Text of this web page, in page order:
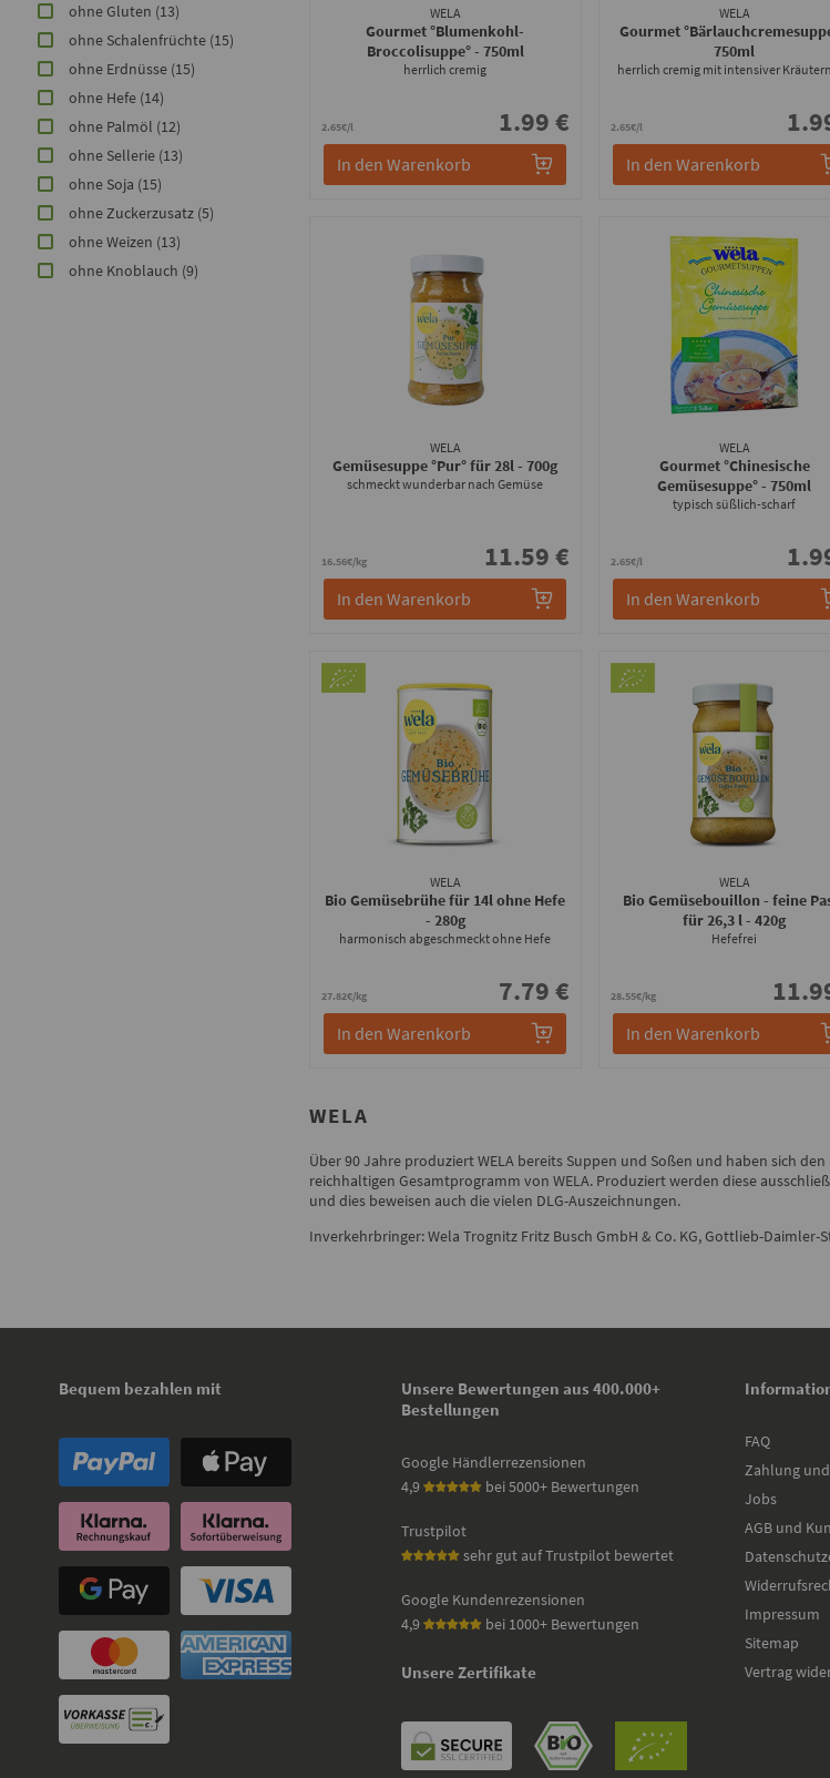
ohne Gluten (13)
ohne Schalenfrüchte (15)
ohne Erdnüsse (15)
ohne Hefe (14)
ohne Palmöl (12)
ohne Sellerie (13)
ohne Soja (15)
ohne Zuckerzusatz (5)
ohne Weizen (13)
ohne Knoblauch (9)
WELA
Gourmet °Blumenkohl-
Broccolisuppe°- 750ml
herrlich cremig
2.65€/l 1.99 €
In den Warenkorb
WELA
Gourmet
750ml
herrlich cremig mit intensiver
2.65€/l
In den Warenkorb
WELA
Gemüsesuppe °Pur° für 28l- 700g
schmeckt wunderbar nach Gemüse
16.56€/kg 11.59 €
In den Warenkorb
WELA
Gourmet °Chinesische
Gemüsesuppe°- 750ml
typisch süßlich-scharf
2.65€/l
In den Warenkorb
WELA
Bio Gemüsebrühe für 14l ohne Hefe
- 280g
harmonisch abgeschmeckt ohne Hefe
27.82€/kg 7.79 €
In den Warenkorb
WELA
Bio Gemüsebouillon - feine
für 26,3 l- 420g
Hefefrei
28.55€/kg
In den Warenkorb
WELA
Über 90 Jahre produziert WELA bereits Suppen und Soßen und haben sich
reichhaltigen Gesamtprogramm von WELA. Produziert werden diese
und dies beweisen auch die vielen DLG-Auszeichnungen.
Inverkehrbringer: Wela Trognitz Fritz Busch GmbH & Co. KG, Gottlieb-Daimler-
Bequem bezahlen mit
Unsere Bewertungen aus 400.000+
Bestellungen
Google Händlerrezensionen
4,9
bei 5000+ Bewertungen
Trustpilot
sehr gut auf Trustpilot bewertet
Google Kundenrezensionen
4,9
bei 1000+ Bewertungen
Unsere Zertifikate
FAQ
Zahlung
Jobs
AGB und
Impressum
Sitemap
Vertrag